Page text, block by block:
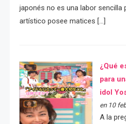
japonés no es una labor sencilla
artístico posee matices […]
¿Qué
para
idol
en 10
A la